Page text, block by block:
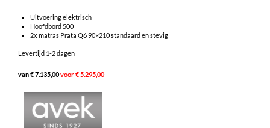
Uitvoering elektrisch
Hoofdbord 500
2x matras Prata Q6 90×210 standaard en stevig
Levertijd 1-2 dagen
van € 7.135,00voor € 5.295,00